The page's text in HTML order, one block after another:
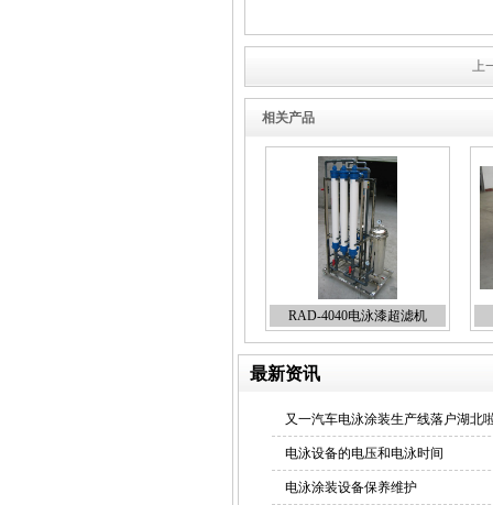
上
相关产品
RAD-4040电泳漆超滤机
最新资讯
又一汽车电泳涂装生产线落户湖北
电泳设备的电压和电泳时间
电泳涂装设备保养维护